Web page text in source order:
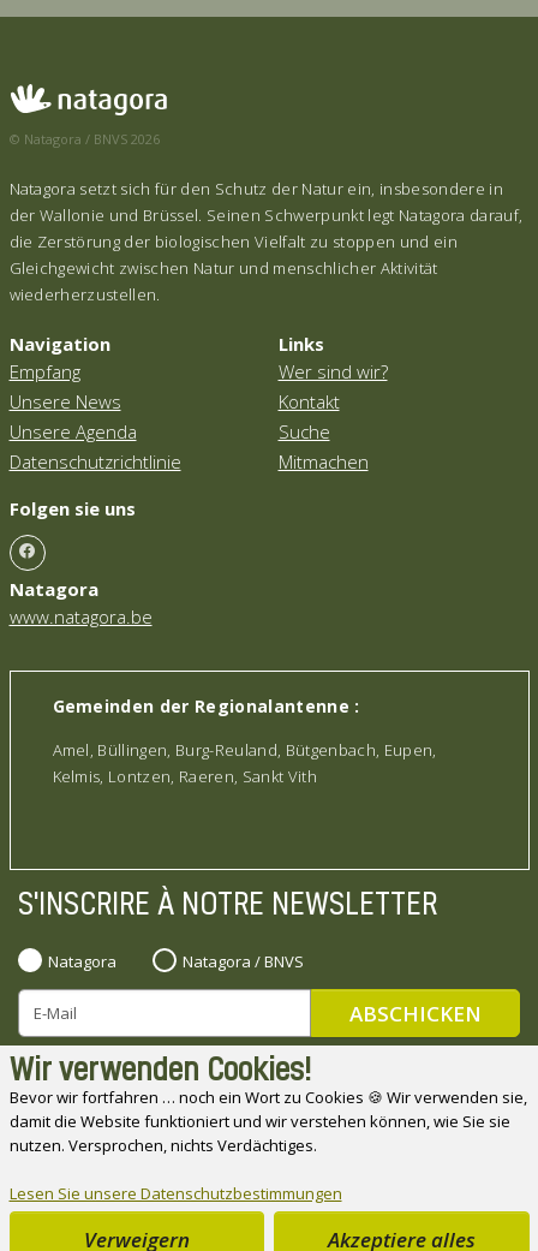
Wir verwenden Cookies!
Bevor wir fortfahren … noch ein Wort zu Cookies 🍪 Wir verwenden sie,
damit die Website funktioniert und wir verstehen können, wie Sie sie
nutzen. Versprochen, nichts Verdächtiges.
Lesen Sie unsere Datenschutzbestimmungen
Verweigern Akzeptiere alles
© Natagora / BNVS 2026
Natagora setzt sich für den Schutz der Natur ein, insbesondere in
der Wallonie und Brüssel. Seinen Schwerpunkt legt Natagora darauf,
die Zerstörung der biologischen Vielfalt zu stoppen und ein
Gleichgewicht zwischen Natur und menschlicher Aktivität
wiederherzustellen.
Navigation
Empfang
Unsere News
Unsere Agenda
Datenschutzrichtlinie
Links
Wer sind wir?
Kontakt
Suche
Mitmachen
Folgen sie uns
Natagora
www.natagora.be
Gemeinden der Regionalantenne :
Amel, Büllingen, Burg-Reuland, Bütgenbach, Eupen,
Kelmis, Lontzen, Raeren, Sankt Vith
S'INSCRIRE À NOTRE NEWSLETTER
Natagora Natagora / BNVS
Natagora bedankt sich bei seinen Partnern